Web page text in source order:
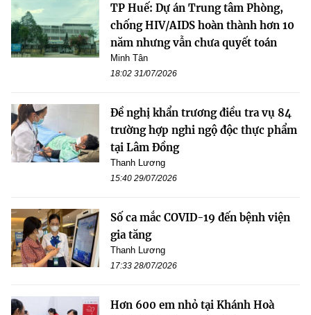
TP Huế: Dự án Trung tâm Phòng,
chống HIV/AIDS hoàn thành hơn 10
năm nhưng vẫn chưa quyết toán
Minh Tân
18:02 31/07/2026
Đề nghị khẩn trương điều tra vụ 84
trường hợp nghi ngộ độc thực phẩm
tại Lâm Đồng
Thanh Lương
15:40 29/07/2026
Số ca mắc COVID-19 đến bệnh viện
gia tăng
Thanh Lương
17:33 28/07/2026
Hơn 600 em nhỏ tại Khánh Hoà